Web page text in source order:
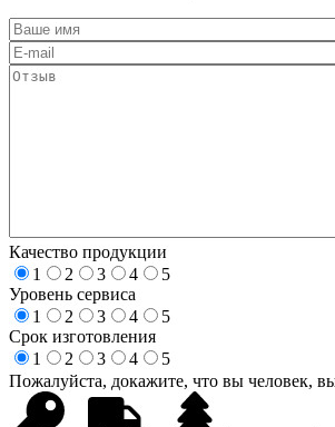
Качество продукции
1
2 3 4
5
Уровень сервиса
1
2 3 4
5
Срок изготовления
1
2 3 4
5
Пожалуйста, докажите, что вы человек,